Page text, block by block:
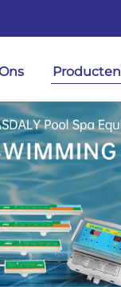
Producten